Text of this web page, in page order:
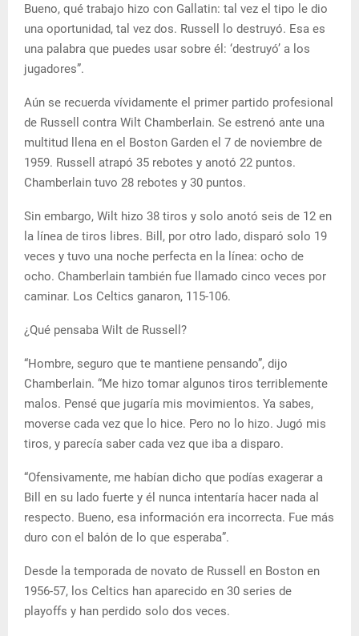
Bueno, qué trabajo hizo con Gallatin: tal vez el tipo le dio
una oportunidad, tal vez dos. Russell lo destruyó. Esa es
una palabra que puedes usar sobre él: ‘destruyó’ a los
jugadores”.
Aún se recuerda vívidamente el primer partido profesional
de Russell contra Wilt Chamberlain. Se estrenó ante una
multitud llena en el Boston Garden el 7 de noviembre de
1959. Russell atrapó 35 rebotes y anotó 22 puntos.
Chamberlain tuvo 28 rebotes y 30 puntos.
Sin embargo, Wilt hizo 38 tiros y solo anotó seis de 12 en
la línea de tiros libres. Bill, por otro lado, disparó solo 19
veces y tuvo una noche perfecta en la línea: ocho de
ocho. Chamberlain también fue llamado cinco veces por
caminar. Los Celtics ganaron, 115-106.
¿Qué pensaba Wilt de Russell?
“Hombre, seguro que te mantiene pensando”, dijo
Chamberlain. “Me hizo tomar algunos tiros terriblemente
malos. Pensé que jugaría mis movimientos. Ya sabes,
moverse cada vez que lo hice. Pero no lo hizo. Jugó mis
tiros, y parecía saber cada vez que iba a disparo.
“Ofensivamente, me habían dicho que podías exagerar a
Bill en su lado fuerte y él nunca intentaría hacer nada al
respecto. Bueno, esa información era incorrecta. Fue más
duro con el balón de lo que esperaba”.
Desde la temporada de novato de Russell en Boston en
1956-57, los Celtics han aparecido en 30 series de
playoffs y han perdido solo dos veces.